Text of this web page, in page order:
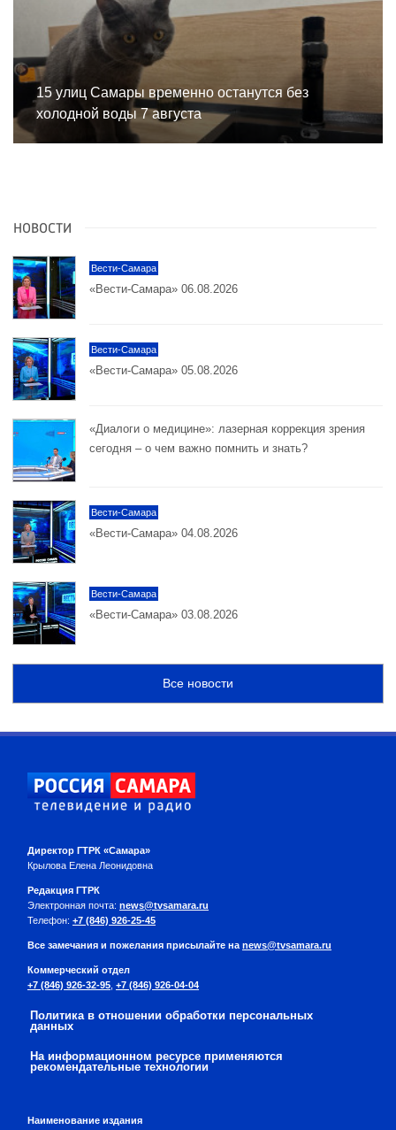
15 улиц Самары временно останутся без
холодной воды 7 августа
НОВОСТИ
Вести-Самара
«Вести-Самара» 06.08.2026
Вести-Самара
«Вести-Самара» 05.08.2026
«Диалоги о медицине»: лазерная коррекция зрения
сегодня – о чем важно помнить и знать?
Вести-Самара
«Вести-Самара» 04.08.2026
Вести-Самара
«Вести-Самара» 03.08.2026
Все новости
Директор ГТРК «Самара»
Крылова Елена Леонидовна
Редакция ГТРК
Электронная почта: news@tvsamara.ru
Телефон: +7 (846) 926-25-45
Все замечания и пожелания присылайте на news@tvsamara.ru
Коммерческий отдел
+7 (846) 926-32-95 +7 (846) 926-04-04
Политика в отношении обработки персональных
данных
На информационном ресурсе применяются
рекомендательные технологии
Наименование издания